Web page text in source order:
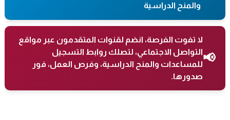
والمنح الدراسية
📢
لا تفوت الفرصة، انضم لقنوات المتقدمون عبر مواقع
التواصل الاجتماعي، لتصلك روابط التسجيل
للمساعدات والمنح الدراسية، وفرص العمل، فور
صدورها.